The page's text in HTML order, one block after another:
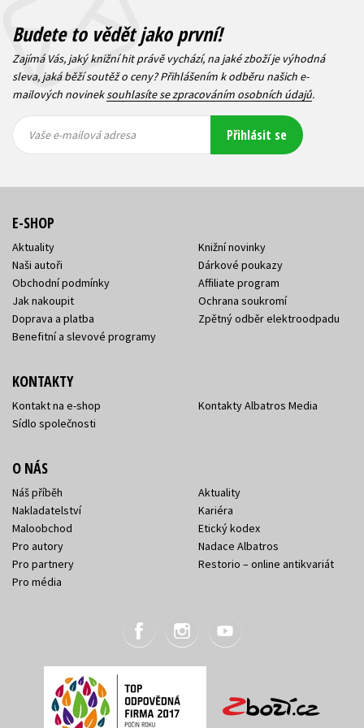
Budete to vědět jako první!
Zajímá Vás, jaký knižní hit právě vychází, na jaké zboží je výhodná
sleva, jaká běží soutěž o ceny? Přihlášením k odběru našich e-
mailových novineksouhlasíte se zpracováním osobních údajů.
mailová
mailová
Vaše e-mailová adresa Přihlásit se
E-SHOP
Aktuality
Naši autoři
Obchodní podmínky
Jak nakoupit
Doprava a platba
Benefitní a slevové programy
Knižní novinky
Dárkové poukazy
Affiliate program
Ochrana soukromí
Zpětný odběr elektroodpadu
KONTAKTY
Kontakt na e-shop
Sídlo společnosti
Kontakty Albatros Media
O NÁS
Náš příběh
Nakladatelství
Maloobchod
Pro autory
Pro partnery
Pro média
Aktuality
Kariéra
Etický kodex
Nadace Albatros
Restorio – online antikvariát